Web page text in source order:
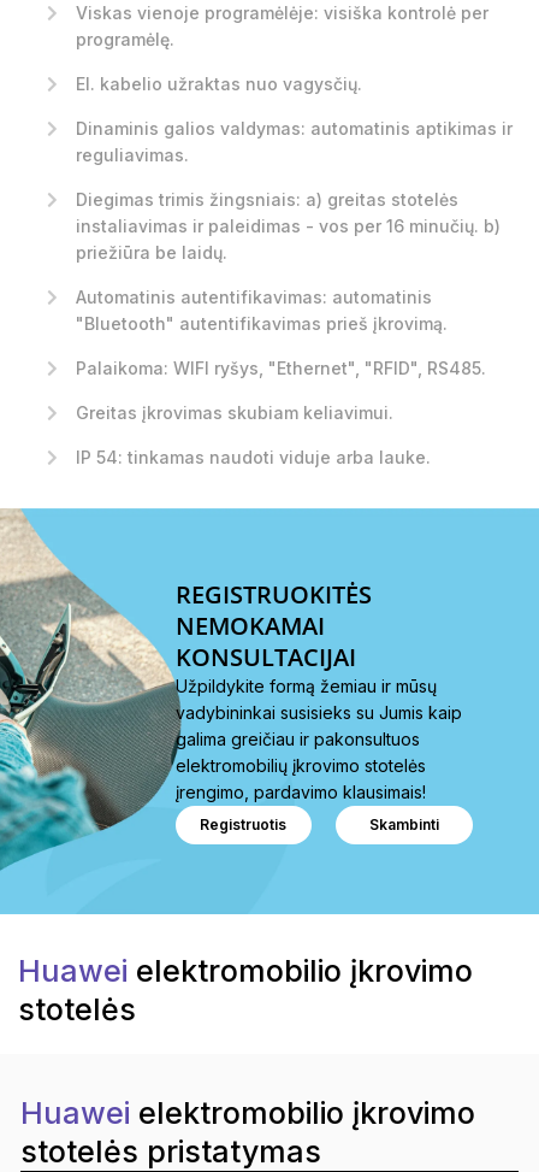
Viskas vienoje programėlėje: visiška kontrolė per
programėlę.
El. kabelio užraktas nuo vagysčių.
Dinaminis galios valdymas: automatinis aptikimas ir
reguliavimas.
Diegimas trimis žingsniais: a) greitas stotelės
instaliavimas ir paleidimas - vos per 16 minučių. b)
priežiūra be laidų.
Automatinis autentifikavimas: automatinis
"Bluetooth" autentifikavimas prieš įkrovimą.
Palaikoma: WIFI ryšys, "Ethernet", "RFID", RS485.
Greitas įkrovimas skubiam keliavimui.
IP 54: tinkamas naudoti viduje arba lauke.
REGISTRUOKITĖS
NEMOKAMAI
KONSULTACIJAI
Užpildykite formą žemiau ir mūsų
vadybininkai susisieks su Jumis kaip
galima greičiau ir pakonsultuos
elektromobilių įkrovimo stotelės
įrengimo, pardavimo klausimais!
Registruotis Skambinti
Huawei elektromobilio įkrovimo
stotelės
Huawei elektromobilio įkrovimo
stotelės pristatymas